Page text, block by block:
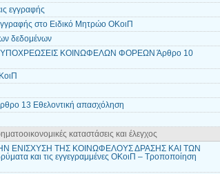
εγγραφής
στο Ειδικό Μητρώο ΟΚοιΠ
δεδομένων
ΚΟΙΝΩΦΕΛΩΝ ΦΟΡΕΩΝ Άρθρο 10
13 Εθελοντική απασχόληση
καταστάσεις και έλεγχος
ΕΝΙΣΧΥΣΗ ΤΗΣ ΚΟΙΝΩΦΕΛΟΥΣ ΔΡΑΣΗΣ ΚΑΙ ΤΩΝ
και τις εγγεγραμμένες ΟΚοιΠ – Τροποποίηση